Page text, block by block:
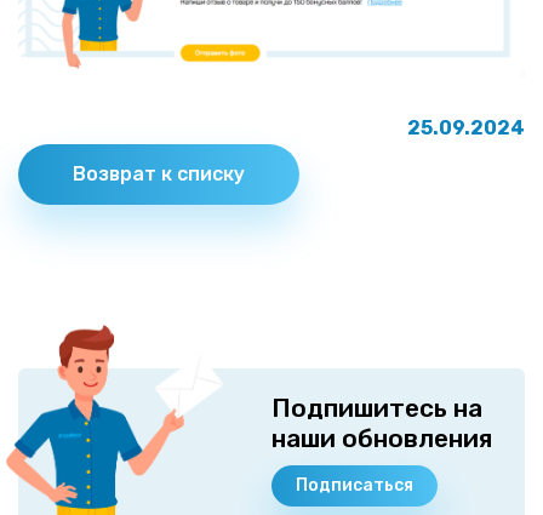
25.09.2024
Возврат к списку
Подпишитесь на
наши обновления
Подписаться